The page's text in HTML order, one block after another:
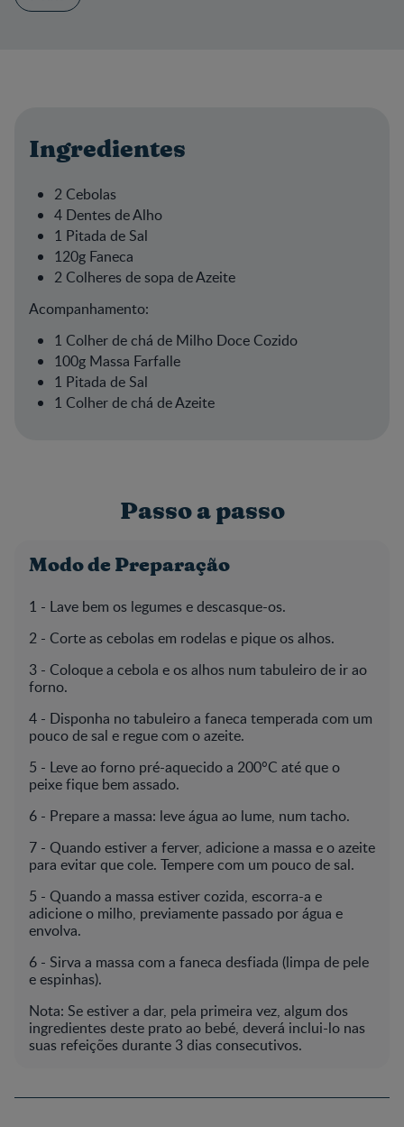
Ingredientes
2 Cebolas
4 Dentes de Alho
1 Pitada de Sal
120g Faneca
2 Colheres de sopa de Azeite
Acompanhamento:
1 Colher de chá de Milho Doce Cozido
100g Massa Farfalle
1 Pitada de Sal
1 Colher de chá de Azeite
Passo a passo
Modo de Preparação
1 - Lave bem os legumes e descasque-os.
2 - Corte as cebolas em rodelas e pique os alhos.
3 - Coloque a cebola e os alhos num tabuleiro de ir ao
forno.
4 - Disponha no tabuleiro a faneca temperada com um
pouco de sal e regue com o azeite.
5 - Leve ao forno pré-aquecido a 200°C até que o
peixe fique bem assado.
6 - Prepare a massa: leve água ao lume, num tacho.
7 - Quando estiver a ferver, adicione a massa e o azeite
para evitar que cole. Tempere com um pouco de sal.
5 - Quando a massa estiver cozida, escorra-a e
adicione o milho, previamente passado por água e
envolva.
6 - Sirva a massa com a faneca desfiada (limpa de pele
e espinhas).
Nota: Se estiver a dar, pela primeira vez, algum dos
ingredientes deste prato ao bebé, deverá inclui-lo nas
suas refeições durante 3 dias consecutivos.